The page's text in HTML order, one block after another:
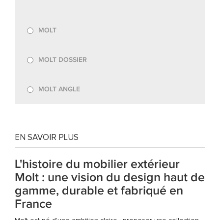
MOLT
MOLT DOSSIER
MOLT ANGLE
EN SAVOIR PLUS
L'histoire du mobilier extérieur
Molt : une vision du design haut de
gamme, durable et fabriqué en
France